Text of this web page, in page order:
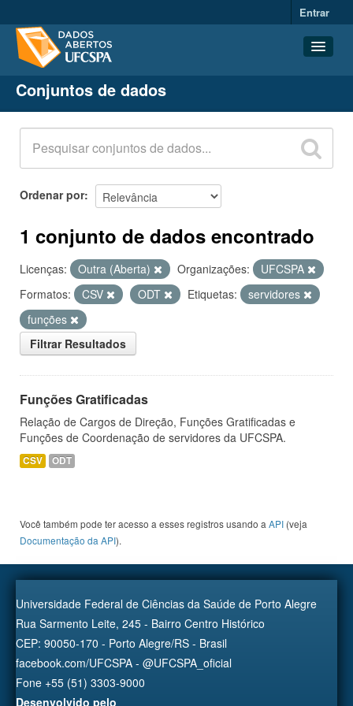
Entrar
Conjuntos de dados
Organizações
Grupos
Sobre
Conjuntos de dados
Ordenar por
1 conjunto de dados encontrado
Licenças: Outra (Aberta) Organizações:
UFCSPA
Formatos:
CSV ODT Etiquetas:
servidores
funções
Filtrar Resultados
Funções Gratificadas
Relação de Cargos de Direção, Funções Gratificadas e
Funções de Coordenação de servidores da UFCSPA.
CSV ODT
Você também pode ter acesso a esses registros usando a API (veja
Documentação da API).
Universidade Federal de Ciências da Saúde de Porto Alegre
Rua Sarmento Leite, 245 - Bairro Centro Histórico
CEP: 90050-170 - Porto Alegre/RS - Brasil
facebook.com/UFCSPA - @UFCSPA_oficial
Fone +55 (51) 3303-9000
Desenvolvido pelo